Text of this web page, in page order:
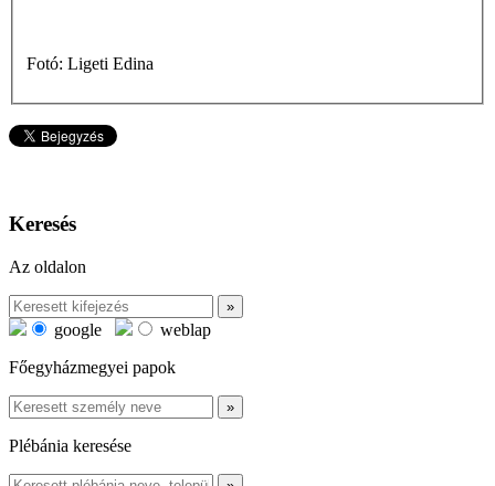
Fotó: Ligeti Edina
Keresés
Az oldalon
google
weblap
Főegyházmegyei papok
Plébánia keresése